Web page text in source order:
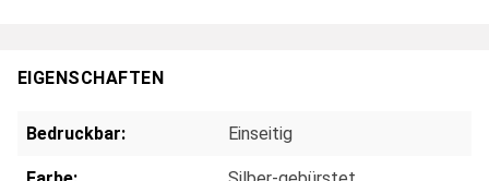
EIGENSCHAFTEN
Bedruckbar: Einseitig